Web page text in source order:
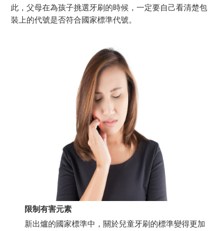
此，父母在為孩子挑選牙刷的時候，一定要自己看清楚包
裝上的代號是否符合國家標準代號。
限制有害元素
新出爐的國家標準中，關於兒童牙刷的標準變得更加